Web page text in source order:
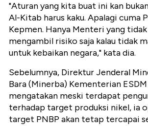
"Aturan yang kita buat ini kan
Al-Kitab harus kaku. Apalagi cuma
Kepmen. Hanya Menteri yang
mengambil risiko saja kalau tidak
untuk kebaikan negara," kata dia.
Sebelumnya, Direktur Jenderal
Bara (Minerba) Kementerian
mengatakan meski terdapat
terhadap target produksi nikel, ia
target PNBP akan tetap tercapai